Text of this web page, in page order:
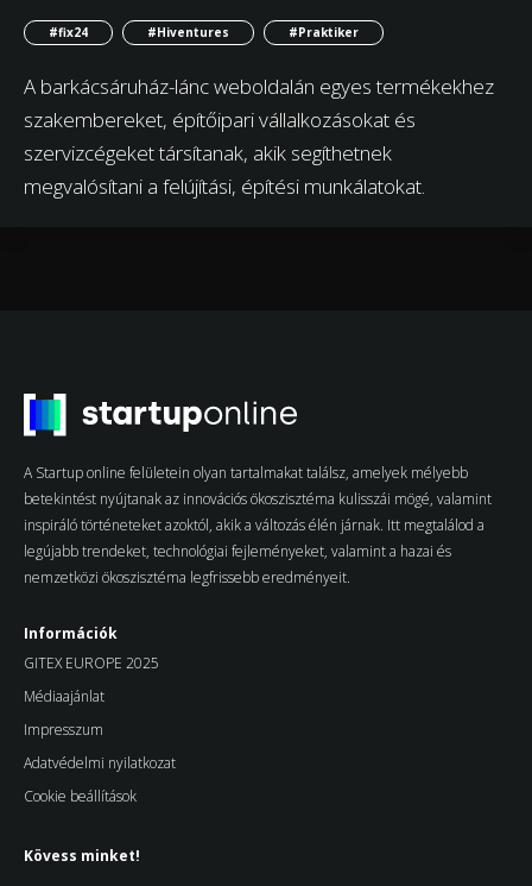
#fix24 #Hiventures #Praktiker
A barkácsáruház-lánc weboldalán egyes termékekhez
szakembereket, építőipari vállalkozásokat és
szervizcégeket társítanak, akik segíthetnek
megvalósítani a felújítási, építési munkálatokat.
A Startup online felületein olyan tartalmakat találsz, amelyek mélyebb
betekintést nyújtanak az innovációs ökoszisztéma kulisszái mögé, valamint
inspiráló történeteket azoktól, akik a változás élén járnak. Itt megtalálod a
legújabb trendeket, technológiai fejleményeket, valamint a hazai és
nemzetközi ökoszisztéma legfrissebb eredményeit.
Információk
GITEX EUROPE 2025
Médiaajánlat
Impresszum
Adatvédelmi nyilatkozat
Cookie beállítások
Kövess minket!